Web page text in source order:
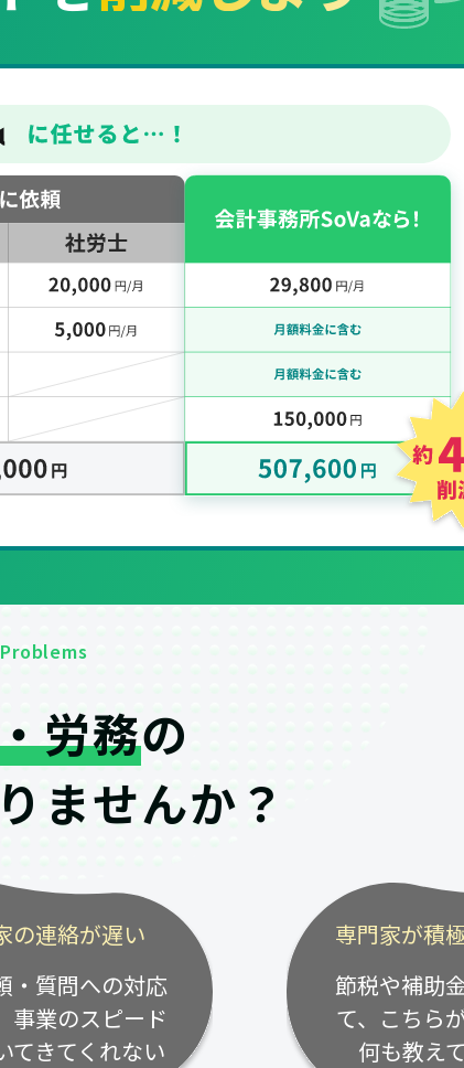
Problems
労務の
ませんか？
の連絡が遅い
・質問への対応
事業のスピード
てきてくれない
専門家が積
節税や補助
て、こちら
何も教え